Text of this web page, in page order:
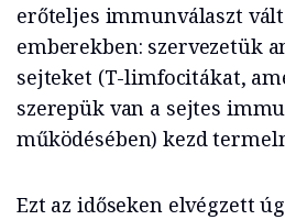
erőteljes immunválaszt
emberekben: szervezetük
sejteket (T-limfocitákat,
szerepük van a sejtes
működésében) kezd
Ezt az időseken elvégzett